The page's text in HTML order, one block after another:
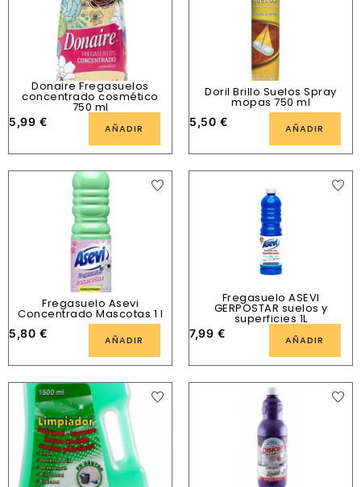
Donaire Fregasuelos
concentrado cosmético
750 ml
5,99 € AÑADIR
Doril Brillo Suelos Spray
mopas 750 ml
5,50 € AÑADIR
Fregasuelo Asevi
Concentrado Mascotas 1 l
5,80 € AÑADIR
Fregasuelo ASEVI
GERPOSTAR suelos y
superficies 1L
7,99 € AÑADIR